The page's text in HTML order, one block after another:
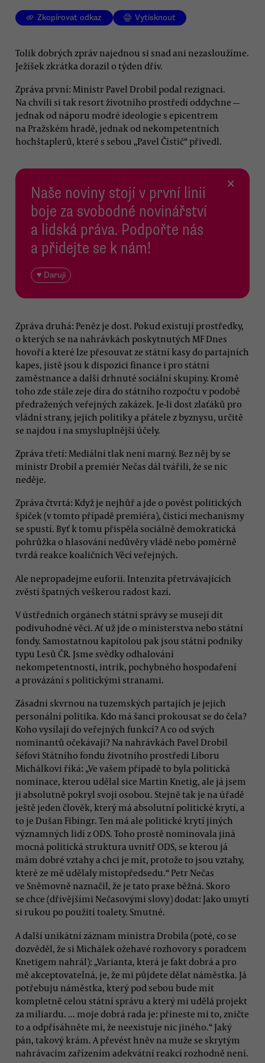
Zkopírovat odkaz Vytisknout
Tolik dobrých zpráv najednou si snad ani nezasloužíme.
Ježíšek zkrátka dorazil o týden dřív.
Zpráva první: Ministr Pavel Drobil podal rezignaci.
Na chvíli si tak resort životního prostředí oddychne —
jednak od náporu modré ideologie s epicentrem
na Pražském hradě, jednak od nekompetentních
hochštaplerů, které s sebou „Pavel Čistič“ přivedl.
Naše noviny stojí v první linii
boje za svobodné novinářství
a lidská práva. Podpořte nás
a přidejte se k nám!
♥ Daruji
×
Zpráva druhá: Peněz je dost. Pokud existují prostředky,
o kterých se na nahrávkách poskytnutých MF Dnes
hovoří a které lze přesouvat ze státní kasy do partajních
kapes, jistě jsou k dispozici finance i pro státní
zaměstnance a další drhnuté sociální skupiny. Kromě
toho zde stále zeje díra do státního rozpočtu v podobě
předražených veřejných zakázek. Je-li dost zlaťáků pro
vládní strany, jejich politiky a přátele z byznysu, určitě
se najdou i na smysluplnější účely.
Zpráva třetí: Mediální tlak není marný. Bez něj by se
ministr Drobil a premiér Nečas dál tvářili, že se nic
neděje.
Zpráva čtvrtá: Když je nejhůř a jde o pověst politických
špiček (v tomto případě premiéra), čistící mechanismy
se spustí. Byť k tomu přispěla sociálně demokratická
pohrůžka o hlasování nedůvěry vládě nebo poměrně
tvrdá reakce koaličních Věcí veřejných.
Ale nepropadejme euforii. Intenzita přetrvávajících
zvěstí špatných veškerou radost kazí.
V ústředních orgánech státní správy se musejí dít
podivuhodné věci. Ať už jde o ministerstva nebo státní
fondy. Samostatnou kapitolou pak jsou státní podniky
typu Lesů ČR. Jsme svědky odhalování
nekompetentnosti, intrik, pochybného hospodaření
a provázání s politickými stranami.
Zásadní skvrnou na tuzemských partajích je jejich
personální politika. Kdo má šanci prokousat se do čela?
Koho vysílají do veřejných funkcí? A co od svých
nominantů očekávají? Na nahrávkách Pavel Drobil
šéfovi Státního fondu životního prostředí Liboru
Michálkovi říká: „Ve vašem případě to byla politická
nominace, kterou udělal sice Martin Knetig, ale já jsem
ji absolutně pokryl svojí osobou. Stejně tak je na úřadě
ještě jeden člověk, který má absolutní politické krytí, a
to je Dušan Fibingr. Ten má ale politické krytí jiných
významných lidí z ODS. Toho prostě nominovala jiná
mocná politická struktura uvnitř ODS, se kterou já
mám dobré vztahy a chci je mít, protože to jsou vztahy,
které ze mě udělaly místopředsedu.“ Petr Nečas
ve Sněmovně naznačil, že je tato praxe běžná. Skoro
se chce (dřívějšími Nečasovými slovy) dodat: Jako umytí
si rukou po použití toalety. Smutné.
A další unikátní záznam ministra Drobila (poté, co se
dozvěděl, že si Michálek ožehavé rozhovory s poradcem
Knetigem nahrál): „Varianta, která je fakt dobrá a pro
mě akceptovatelná, je, že mi půjdete dělat náměstka. Já
potřebuju náměstka, který pod sebou bude mít
kompletně celou státní správu a který mi udělá projekt
za miliardu. ... moje dobrá rada je: přineste mi to, zničte
to a odpřísáhněte mi, že neexistuje nic jiného.“ Jaký
pán, takový krám. A převést hněv na muže se skrytým
nahrávacím zařízením adekvátní reakcí rozhodně není.